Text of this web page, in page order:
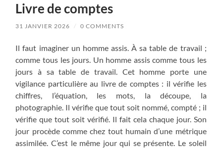
Livre de comptes
31 JANVIER 2026 / 0 COMMENTS
Il faut imaginer un homme assis. À sa table de travail ;
comme tous les jours. Un homme assis comme tous les
jours à sa table de travail. Cet homme porte une
vigilance particulière au livre de comptes : il vérifie les
chiffres, l’équation, les mots, la découpe, la
photographie. Il vérifie que tout soit nommé, compté ; il
vérifie que tout soit vérifié. Il fait cela chaque jour. Son
jour procède comme chez tout humain d’une métrique
assimilée. C’est le même jour qui se présente. Le soleil